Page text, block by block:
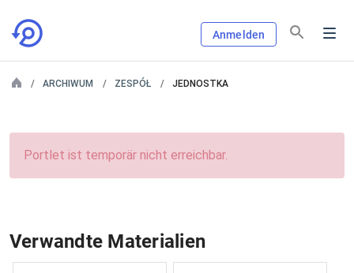
Anmelden
ARCHIWUM ZESPÓŁ JEDNOSTKA
Portlet ist temporär nicht erreichbar.
Verwandte Materialien